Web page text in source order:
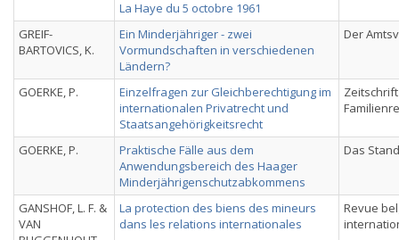
La Haye du 5 octobre 1961
GREIF-
BARTOVICS, K.
Ein Minderjähriger - zwei
Vormundschaften in verschiedenen
Ländern?
Der
GOERKE, P.
Einzelfragen zur Gleichberechtigung im
internationalen Privatrecht und
Staatsangehörigkeitsrecht
GOERKE, P.
Praktische Fälle aus dem
Anwendungsbereich des Haager
Minderjährigenschutzabkommens
Das
GANSHOF, L. F. &
VAN
La protection des biens des mineurs
dans les relations internationales
Revue